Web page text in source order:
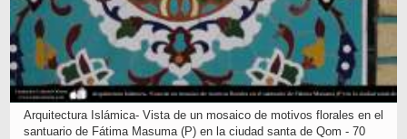
Arquitectura Islámica- Vista de un mosaico de motivos florales en el
santuario de Fátima Masuma (P) en la ciudad santa de Qom - 70